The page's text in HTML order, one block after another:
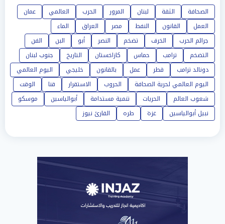
الصحافة الثقة لبنان المرور الحرب العالمي
عمان
العمل
القانون النفط مصر العراق
الماء
جرائم الحرب
الخرف تضخم النصر أبو البن
الفن
التضخم
ترامب حماس كازاخستان التاريخ
جنوب لبنان
دونالد ترامب
قطر عمل بالقانون خليجي
اليوم العالمي
اليوم العالمي لحرية الصحافة
الحروب الاستقرار قنا
الوقت
شعوب العالم
الحريات تنمية مستدامة أبوالياسين
موسكو
نبيل أبوالياسين
غزة طره القارئ نيوز